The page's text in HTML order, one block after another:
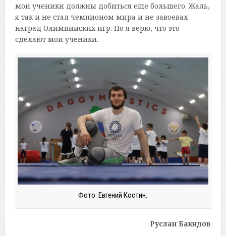
мои ученики должны добиться еще большего. Жаль,
я так и не стал чемпионом мира и не завоевал
наград Олимпийских игр. Но я верю, что это
сделают мои ученики.
Фото: Евгений Костин.
Руслан Бакидов